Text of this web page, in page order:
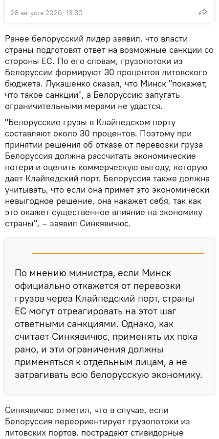
28 августа 2020, 13:30
Ранее белорусский лидер заявил, что власти
страны подготовят ответ на возможные санкции со
стороны ЕС. По его словам, грузопотоки из
Белоруссии формируют 30 процентов литовского
бюджета. Лукашенко сказал, что Минск "покажет,
что такое санкции", а Белоруссию запугать
ограничительными мерами не удастся.
"Белорусские грузы в Клайпедском порту
составляют около 30 процентов. Поэтому при
принятии решения об отказе от перевозки груза
Белоруссия должна рассчитать экономические
потери и оценить коммерческую выгоду, которую
дает Клайпедский порт. Белоруссия также должна
учитывать, что если она примет это экономически
невыгодное решение, она накажет себя, так как
это окажет существенное влияние на экономику
страны", – заявил Синкявичюс.
По мнению министра, если Минск
официально откажется от перевозки
грузов через Клайпедский порт, страны
ЕС могут отреагировать на этот шаг
ответными санкциями. Однако, как
считает Синкявичюс, применять их пока
рано, и эти ограничения должны
применяться к отдельным лицам, а не
затрагивать всю белорусскую экономику.
Синкявичюс отметил, что в случае, если
Белоруссия переориентирует грузопотоки из
литовских портов, пострадают стивидорные